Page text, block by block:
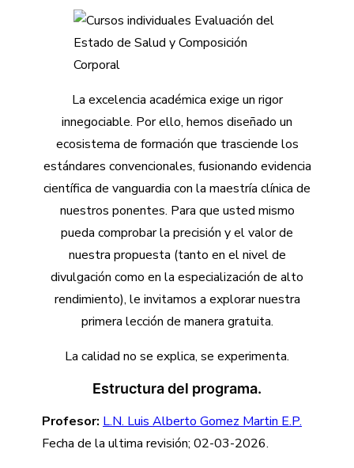
La excelencia académica exige un rigor
innegociable. Por ello, hemos diseñado un
ecosistema de formación que trasciende los
estándares convencionales, fusionando evidencia
científica de vanguardia con la maestría clínica de
nuestros ponentes. Para que usted mismo
pueda comprobar la precisión y el valor de
nuestra propuesta (tanto en el nivel de
divulgación como en la especialización de alto
rendimiento), le invitamos a explorar nuestra
primera lección de manera gratuita.
La calidad no se explica, se experimenta.
Estructura del programa.
Profesor: L.N. Luis Alberto Gomez Martin E.P.
Fecha de la ultima revisión; 02-03-2026.